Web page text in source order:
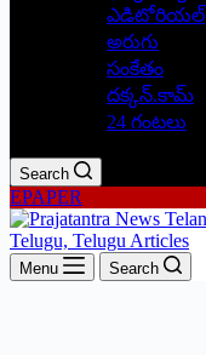
ఎడిటోరియల్
అరుగు
సంకేతం
దక్కన్.కామ్
24 గంటలు
Search
EPAPER
Menu Search